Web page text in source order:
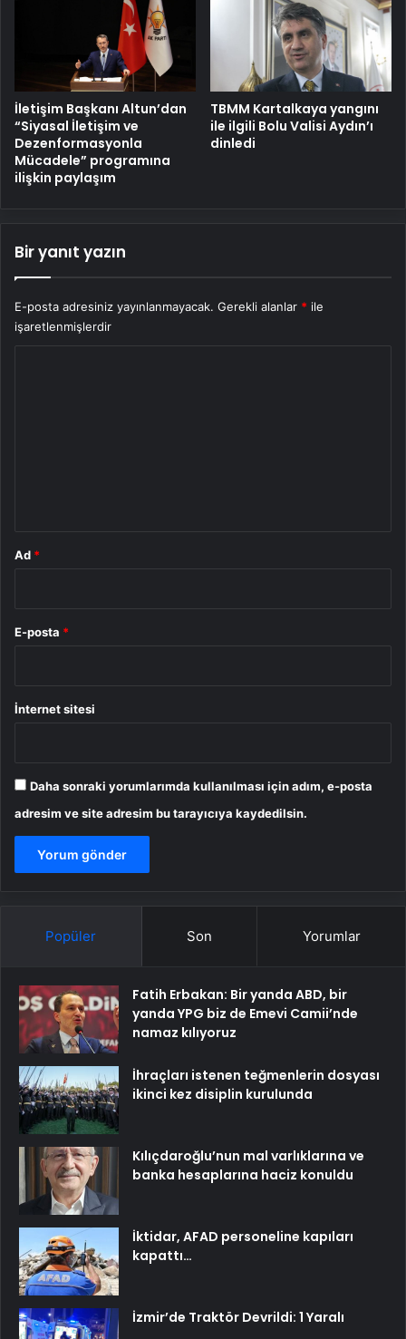
İletişim Başkanı Altun’dan
“Siyasal İletişim ve
Dezenformasyonla
Mücadele” programına
ilişkin paylaşım
TBMM Kartalkaya yangını
ile ilgili Bolu Valisi Aydın’ı
dinledi
Bir yanıt yazın
E-posta adresiniz yayınlanmayacak. Gerekli alanlar * ile
işaretlenmişlerdir
Ad *
E-posta *
İnternet sitesi
Daha sonraki yorumlarımda kullanılması için adım, e-posta
adresim ve site adresim bu tarayıcıya kaydedilsin.
Popüler Son Yorumlar
Fatih Erbakan: Bir yanda ABD, bir
yanda YPG biz de Emevi Camii’nde
namaz kılıyoruz
İhraçları istenen teğmenlerin dosyası
ikinci kez disiplin kurulunda
Kılıçdaroğlu’nun mal varlıklarına ve
banka hesaplarına haciz konuldu
İktidar, AFAD personeline kapıları
kapattı…
İzmir’de Traktör Devrildi: 1 Yaralı